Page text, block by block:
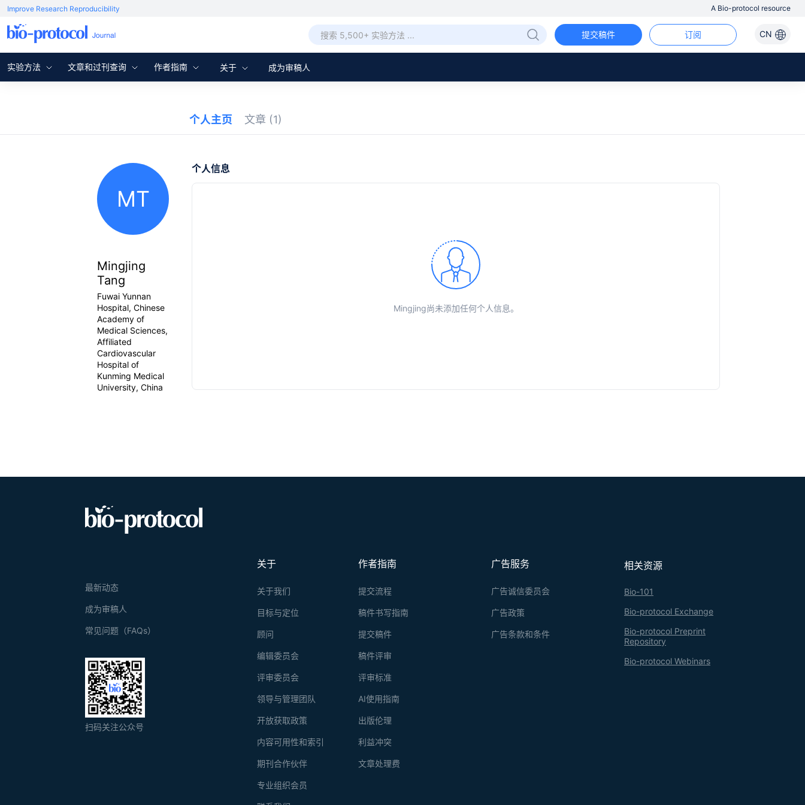
Improve Research Reproducibility A Bio-protocol resource
CN
订阅
提交稿件
实验方法 文章和过刊查询 作者指南 关于 成为审稿人
个人主页 文章 (1)
MT
Mingjing
Tang
Fuwai Yunnan
Hospital, Chinese
Academy of
Medical Sciences,
Affiliated
Cardiovascular
Hospital of
Kunming Medical
University, China
个人信息
Mingjing尚未添加任何个人信息。
相关资源
Bio-101
Bio-protocol Exchange
Bio-protocol Preprint
Repository
Bio-protocol Webinars
广告服务
广告诚信委员会
广告政策
广告条款和条件
作者指南
提交流程
稿件书写指南
提交稿件
稿件评审
评审标准
AI使用指南
出版伦理
利益冲突
文章处理费
关于
关于我们
目标与定位
顾问
编辑委员会
评审委员会
领导与管理团队
开放获取政策
内容可用性和索引
期刊合作伙伴
专业组织会员
最新动态
成为审稿人
常见问题（FAQs）
扫码关注公众号